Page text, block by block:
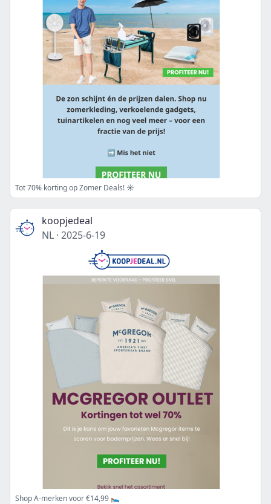
Tot 70% korting op Zomer Deals! ☀️
koopjedeal
NL · 2025-6-19
Shop A-merken voor €14,99 🛌🏻